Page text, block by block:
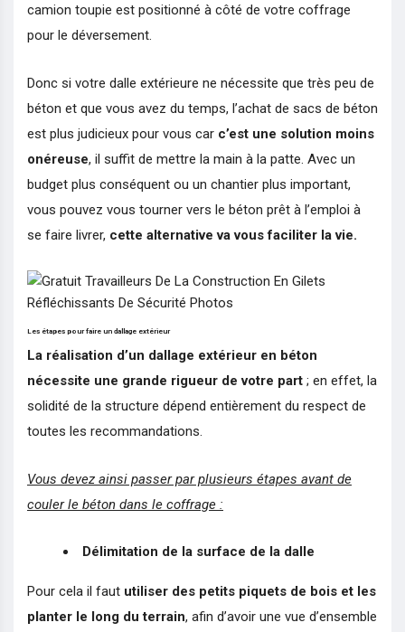
camion toupie est positionné à côté de votre coffrage
pour le déversement.
Donc si votre dalle extérieure ne nécessite que très peu de
béton et que vous avez du temps, l’achat de sacs de béton
est plus judicieux pour vous car c’est une solution moins
onéreuse, il suffit de mettre la main à la patte. Avec un
budget plus conséquent ou un chantier plus important,
vous pouvez vous tourner vers le béton prêt à l’emploi à
se faire livrer, cette alternative va vous faciliter la vie.
Les étapes pour faire un dallage extérieur
La réalisation d’un dallage extérieur en béton
nécessite une grande rigueur de votre part ; en effet, la
solidité de la structure dépend entièrement du respect de
toutes les recommandations.
Vous devez ainsi passer par plusieurs étapes avant de
couler le béton dans le coffrage :
Délimitation de la surface de la dalle
Pour cela il faut utiliser des petits piquets de bois et les
planter le long du terrain, afin d’avoir une vue d’ensemble